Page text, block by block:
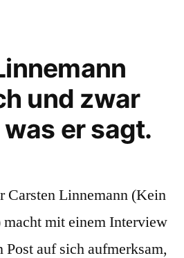
Wahl
der
Parteivorsitzenden
ausschalten
und zwar
er sagt.
Linnemann (Kein
mit einem Interview
auf sich aufmerksam,